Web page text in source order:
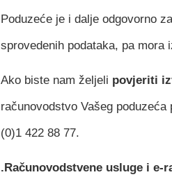
Poduzeće je i dalje odgovorno
sprovedenih podataka, pa
Ako biste nam željeli povjeriti
računovodstvo Vašeg
(0)1 422 88 77.
.Računovodstvene usluge i